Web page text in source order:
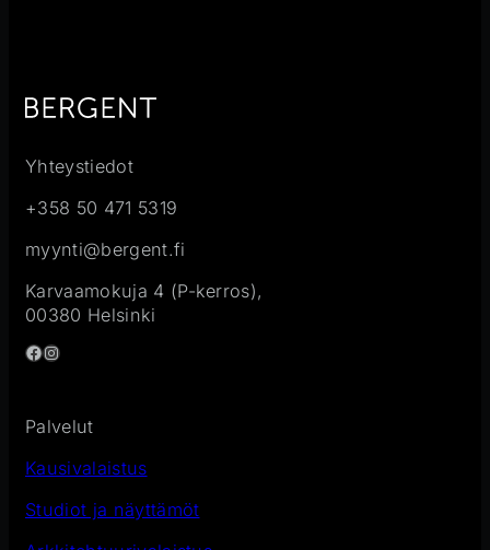
Yhteystiedot
+358 50 471 5319
myynti@bergent.fi
Karvaamokuja 4 (P-kerros),
00380 Helsinki
Facebook
Instagram
Palvelut
Kausivalaistus
Studiot ja näyttämöt